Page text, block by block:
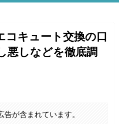
コキュート交換の口
悪しなどを徹底調
が含まれています。